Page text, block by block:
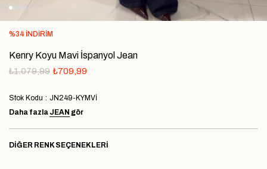
%34 İNDIRIM
Kenry Koyu Mavi İspanyol Jean
₺1.079,99 ₺709,99
Stok Kodu
JN249-KYMVİ
Daha fazla JEAN gör
DIĞER RENK SEÇENEKLERI